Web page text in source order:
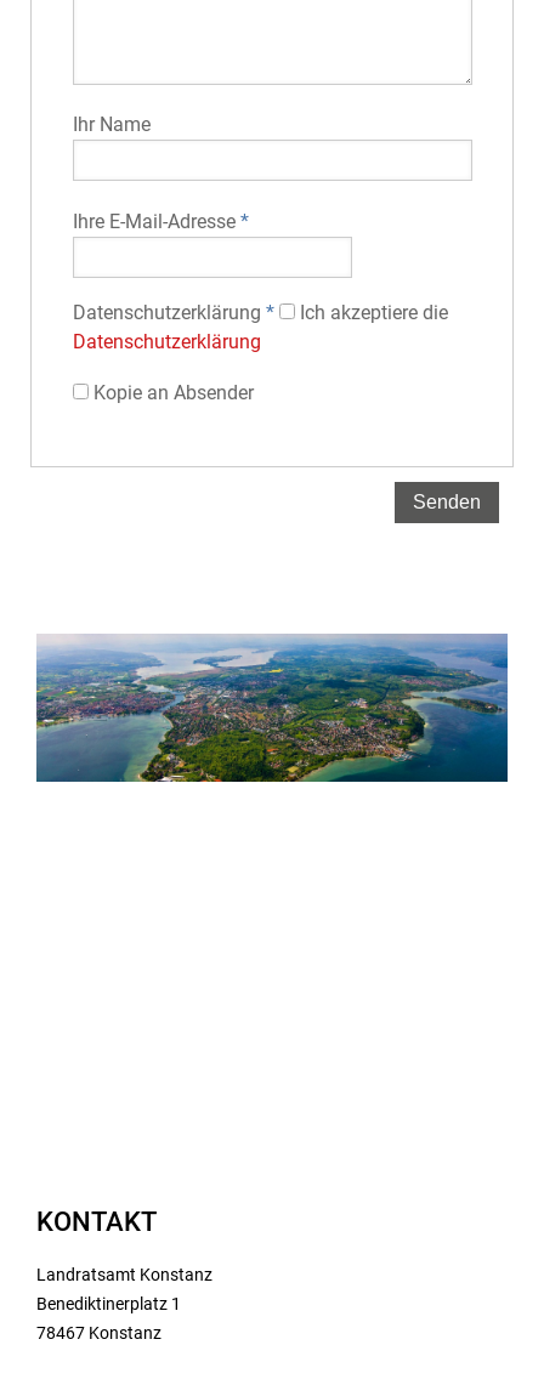
Ihr Name
Ihre E-Mail-Adresse*
Datenschutz­erklärung *
Ich akzeptiere die
Datenschutz­erklärung
Kopie an Absender
KONTAKT
Landratsamt Konstanz
Benediktinerplatz 1
78467 Konstanz